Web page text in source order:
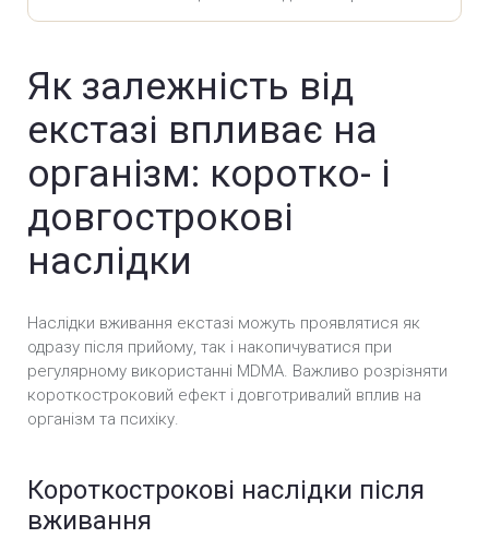
Як залежність від
екстазі впливає на
організм: коротко- і
довгострокові
наслідки
Наслідки вживання екстазі можуть проявлятися як
одразу після прийому, так і накопичуватися при
регулярному використанні MDMA. Важливо розрізняти
короткостроковий ефект і довготривалий вплив на
організм та психіку.
Короткострокові наслідки після
вживання